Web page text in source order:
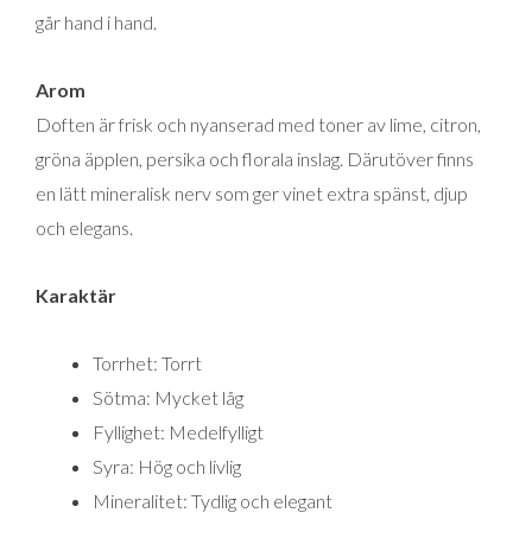
går hand i hand.
Arom
Doften är frisk och nyanserad med toner av lime, citron,
gröna äpplen, persika och florala inslag. Därutöver finns
en lätt mineralisk nerv som ger vinet extra spänst, djup
och elegans.
Karaktär
Torrhet: Torrt
Sötma: Mycket låg
Fyllighet: Medelfylligt
Syra: Hög och livlig
Mineralitet: Tydlig och elegant